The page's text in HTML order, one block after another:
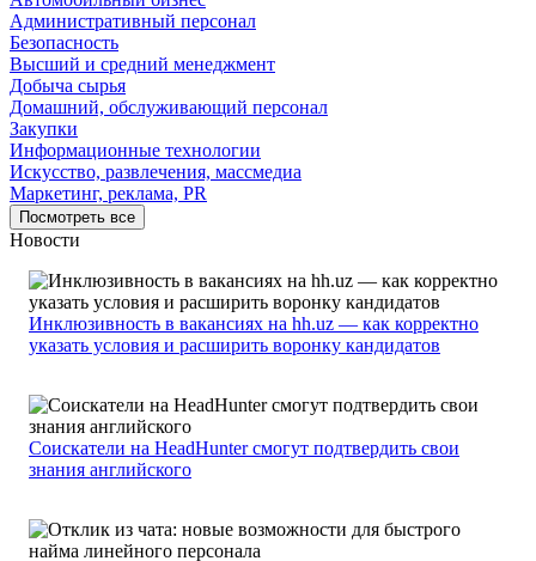
Административный персонал
Безопасность
Высший и средний менеджмент
Добыча сырья
Домашний, обслуживающий персонал
Закупки
Информационные технологии
Искусство, развлечения, массмедиа
Маркетинг, реклама, PR
Посмотреть все
Новости
Инклюзивность в вакансиях на hh.uz — как корректно
указать условия и расширить воронку кандидатов
Соискатели на HeadHunter смогут подтвердить свои
знания английского